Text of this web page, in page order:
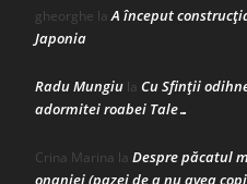
gheorghe laA început
Japonia
Radu Mungiu la Cu Sfinții
adormitei roabei Tale…
Crina Marina la Despre păcatul
onaniei (pazei de a nu avea